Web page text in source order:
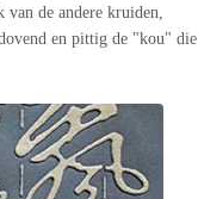
de andere kruiden,
en pittig de "kou" die